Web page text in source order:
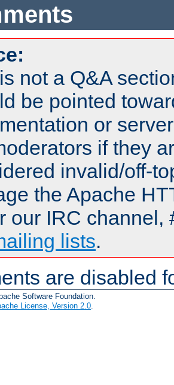
not a Q&A
be pointed
or
if they
invalid/off-
the Apache
our IRC channel,
lists.
are disabled
Software Foundation.
License, Version 2.0.